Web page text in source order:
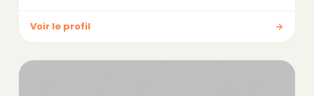
Voir le profil